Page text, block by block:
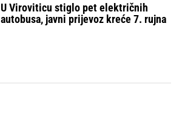
U Viroviticu stiglo pet električnih
autobusa, javni prijevoz kreće 7. rujna